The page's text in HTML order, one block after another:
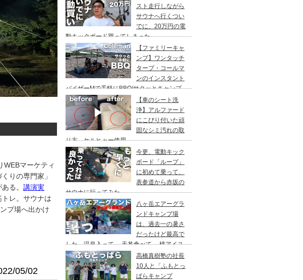
WEBマーケティ
りの専門家」
る。 講演実
レ。サウナは
プ場へ出かけ
05/02
スト走行しながら
サウナへ行くつい
でに、20万円の電
動キックボード買ってしまった。
YADEA（ヤデア）
【ファミリーキャ
ンプ】ワンタッチ
タープ・コールマ
ンのインスタント
バイザーMで手軽にBBQ/サクッとキャンプ
レイアウト/ 都心から車で1時間/ 河原のキャ
ンプ場/秋川橋河川公園 バーベキューランド
【車のシート洗
浄】アルファード
にこびり付いた頑
固なシミ汚れの取
り方。ケルヒャー使用。
今更、電動キック
ボード「ループ」
に初めて乗って、
表参道から赤坂の
サウナに行ってみた。
八ヶ岳エアーグラ
ンドキャンプ場
は、過去一の暑さ
だったけど最高で
した。温泉入って→ 天丼食べて→ 桃アイス
食べて。ファミリーキャンプにもキャンプデ
ートにもお勧めです。DOD＆ムラコでグル
ープキャンプ
高橋真樹塾の社長
10人と「ふもとっ
ぱらキャンプ